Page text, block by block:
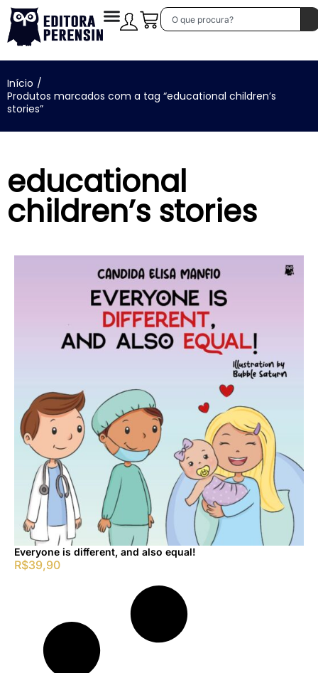
Início /
Produtos marcados com a tag “educational children’s
stories”
educational
children’s stories
Everyone is different, and also equal!
R$39,90